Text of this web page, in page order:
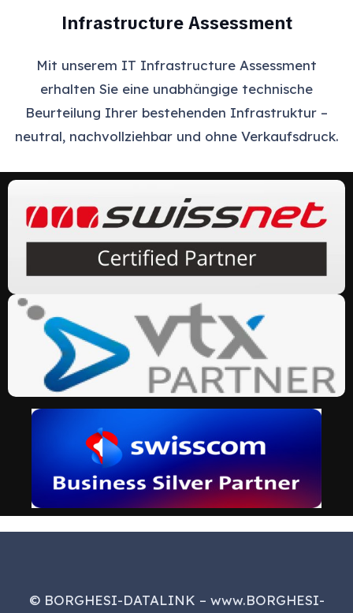
Infrastructure Assessment
Mit unserem IT Infrastructure Assessment
erhalten Sie eine unabhängige technische
Beurteilung Ihrer bestehenden Infrastruktur –
neutral, nachvollziehbar und ohne Verkaufsdruck.
© BORGHESI-DATALINK – www.BORGHESI-